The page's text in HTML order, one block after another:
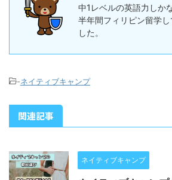
中1レベルの英語力しか
半年間フィリピン留学
した。
-ネイティブキャンプ
関連記事
ネイティブキャンプ